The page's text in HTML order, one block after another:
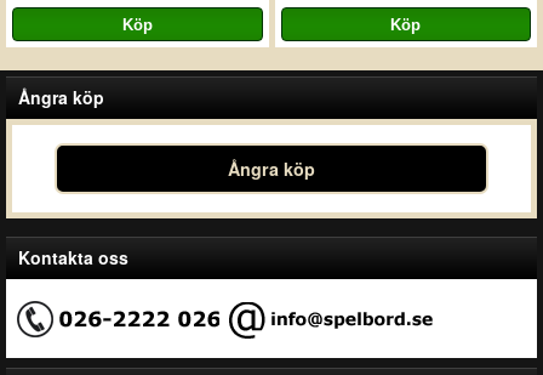
Ångra köp
Ångra köp
Kontakta oss